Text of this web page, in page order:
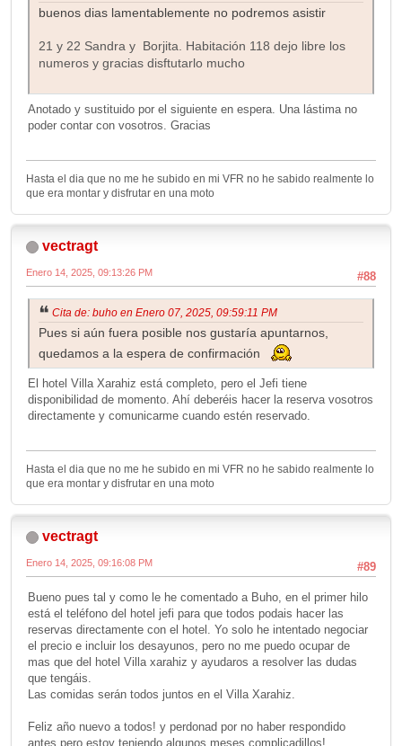
buenos dias lamentablemente no podremos asistir
21 y 22 Sandra y Borjita. Habitación 118 dejo libre los
numeros y gracias disftutarlo mucho
Anotado y sustituido por el siguiente en espera. Una lástima no
poder contar con vosotros. Gracias
Hasta el dia que no me he subido en mi VFR no he sabido realmente lo
que era montar y disfrutar en una moto
vectragt
#88
Enero 14, 2025, 09:13:26 PM
Cita de: buho en Enero 07, 2025, 09:59:11 PM
Pues si aún fuera posible nos gustaría apuntarnos,
quedamos a la espera de confirmación
El hotel Villa Xarahiz está completo, pero el Jefi tiene
disponibilidad de momento. Ahí deberéis hacer la reserva vosotros
directamente y comunicarme cuando estén reservado.
Hasta el dia que no me he subido en mi VFR no he sabido realmente lo
que era montar y disfrutar en una moto
vectragt
#89
Enero 14, 2025, 09:16:08 PM
Bueno pues tal y como le he comentado a Buho, en el primer hilo
está el teléfono del hotel jefi para que todos podais hacer las
reservas directamente con el hotel. Yo solo he intentado negociar
el precio e incluir los desayunos, pero no me puedo ocupar de
mas que del hotel Villa xarahiz y ayudaros a resolver las dudas
que tengáis.
Las comidas serán todos juntos en el Villa Xarahiz.
Feliz año nuevo a todos! y perdonad por no haber respondido
antes pero estoy teniendo algunos meses complicadillos!